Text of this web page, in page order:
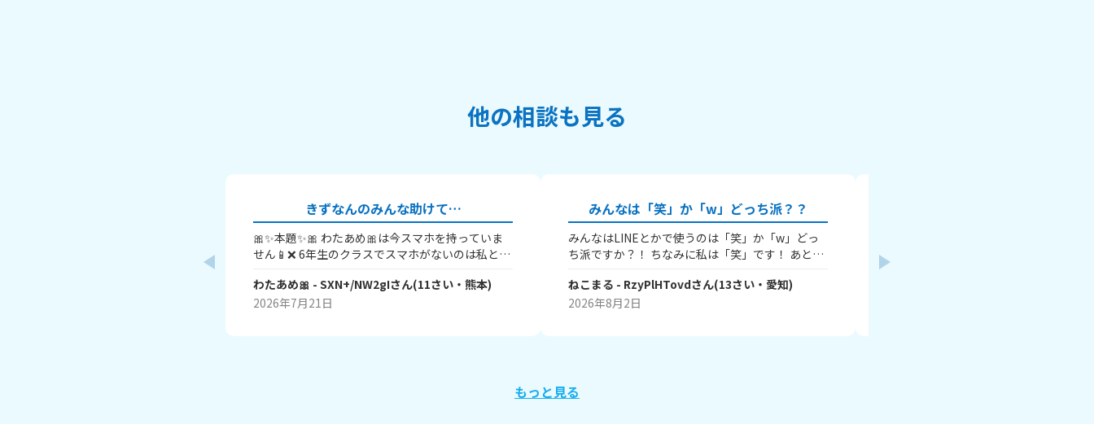
他の相談も見る
きずなんのみんな助けて…
🎀✨本題✨🎀 わたあめ🎀は今スマホを持っていま
せん📱❌ 6年生のクラスでスマホがないのは私とも
ラインやロブロックスの話ばかり、わたあめ🎀は
スマホがないし親にロブロックスも禁止されてい
わたあめ🎀 - SXN+/NW2gIさん(11さい・ 熊本)
2026年7月21日
みんなは「笑」か「w」どっち派？？
みんなはLINEとかで使うのは「笑」か「w」どっ
ち派ですか？！ ちなみに私は「笑」です！ あと、
いです！ （笑笑、爆笑、wwwなど）
ねこまる - RzyPlHTovdさん(13さい・ 愛知)
2026年8月2日
る方法ありますか？ これまでできてたのが急にで
きなくなって… やめた方がいいという意見もある
もっと見る